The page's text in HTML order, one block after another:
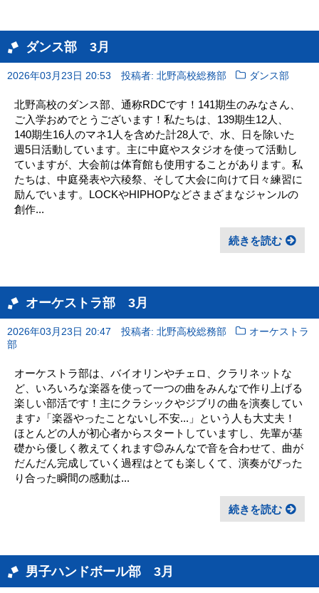
ダンス部 3月
2026年03月23日 20:53 投稿者: 北野高校総務部 ダンス部
北野高校のダンス部、通称RDCです！141期生のみなさん、
ご入学おめでとうございます！私たちは、139期生12人、
140期生16人のマネ1人を含めた計28人で、水、日を除いた
週5日活動しています。主に中庭やスタジオを使って活動し
ていますが、大会前は体育館も使用することがあります。私
たちは、中庭発表や六稜祭、そして大会に向けて日々練習に
励んでいます。LOCKやHIPHOPなどさまざまなジャンルの
創作...
続きを読む
オーケストラ部 3月
2026年03月23日 20:47 投稿者: 北野高校総務部
オーケストラ
部
オーケストラ部は、バイオリンやチェロ、クラリネットな
ど、いろいろな楽器を使って一つの曲をみんなで作り上げる
楽しい部活です！主にクラシックやジブリの曲を演奏してい
ます♪「楽器やったことないし不安...」という人も大丈夫！
ほとんどの人が初心者からスタートしていますし、先輩が基
礎から優しく教えてくれます😊みんなで音を合わせて、曲が
だんだん完成していく過程はとても楽しくて、演奏がぴった
り合った瞬間の感動は...
続きを読む
男子ハンドボール部 3月